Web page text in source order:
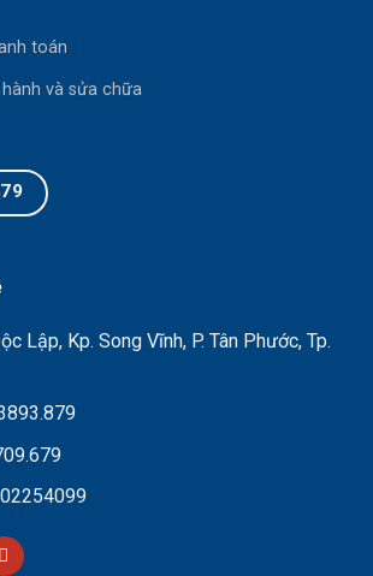
toán
và sửa chữa
Lập, Kp. Song Vĩnh, P. Tân Phước, Tp.